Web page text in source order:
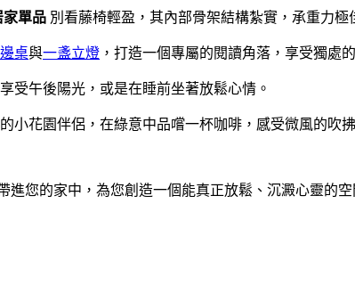
家單品 別看藤椅輕盈，其內部骨架結構紮實，承重力
桌與一盞立燈 ，打造一個專屬的閱讀角落，享受獨處
受午後陽光，或是在睡前坐著放鬆心情。
小花園伴侶，在綠意中品嚐一杯咖啡，感受微風的吹拂
進您的家中，為您創造一個能真正放鬆、沉澱心靈的